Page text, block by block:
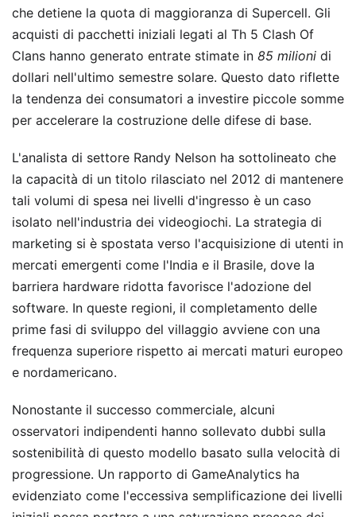
che detiene la quota di maggioranza di Supercell. Gli
acquisti di pacchetti iniziali legati al Th 5 Clash Of
Clans hanno generato entrate stimate in 85 milioni di
dollari nell'ultimo semestre solare. Questo dato riflette
la tendenza dei consumatori a investire piccole somme
per accelerare la costruzione delle difese di base.
L'analista di settore Randy Nelson ha sottolineato che
la capacità di un titolo rilasciato nel 2012 di mantenere
tali volumi di spesa nei livelli d'ingresso è un caso
isolato nell'industria dei videogiochi. La strategia di
marketing si è spostata verso l'acquisizione di utenti in
mercati emergenti come l'India e il Brasile, dove la
barriera hardware ridotta favorisce l'adozione del
software. In queste regioni, il completamento delle
prime fasi di sviluppo del villaggio avviene con una
frequenza superiore rispetto ai mercati maturi europeo
e nordamericano.
Nonostante il successo commerciale, alcuni
osservatori indipendenti hanno sollevato dubbi sulla
sostenibilità di questo modello basato sulla velocità di
progressione. Un rapporto di GameAnalytics ha
evidenziato come l'eccessiva semplificazione dei livelli